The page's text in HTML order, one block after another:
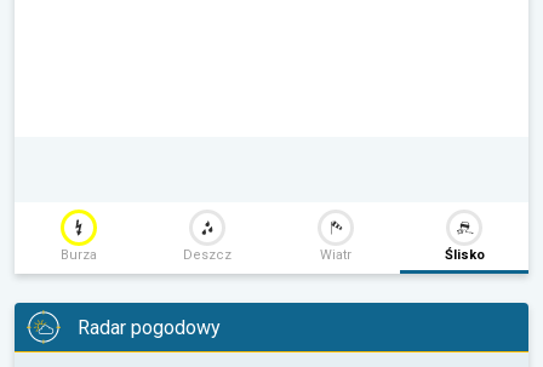
Burza Deszcz Wiatr Ślisko
Radar pogodowy